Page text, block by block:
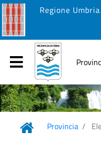
Regione Umbria
Provincia